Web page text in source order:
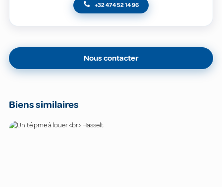
+32 474 52 14 96
Nous contacter
Biens similaires